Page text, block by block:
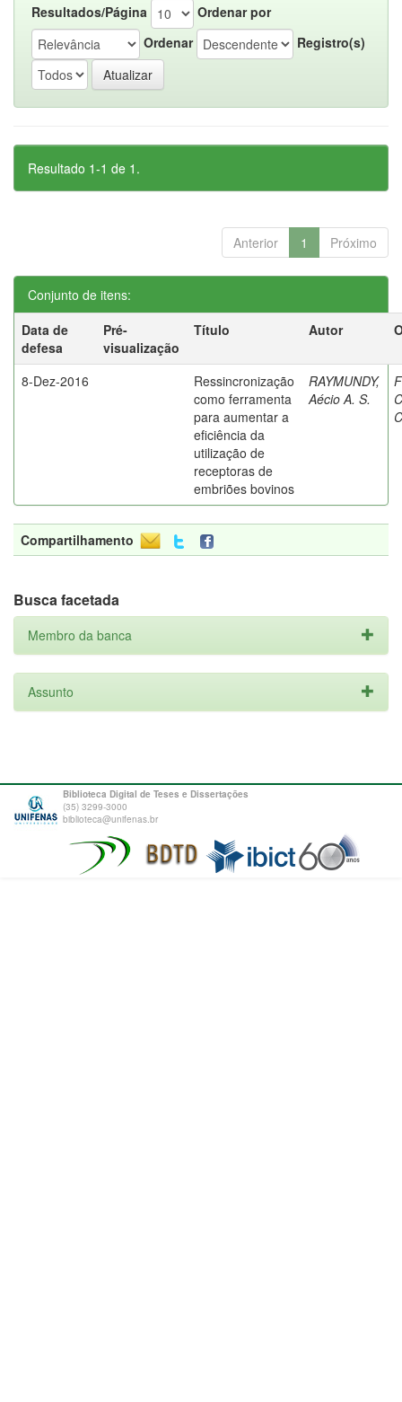
Resultados/Página
Ordenar por
Ordenar
Registro(s)
Resultado 1-1 de 1.
Anterior 1 Próximo
Conjunto de itens:
Data de
defesa
Pré-
visualização
Título Autor
8-Dez-2016
Ressincronização
como ferramenta
para aumentar a
eficiência da
utilização de
receptoras de
embriões bovinos
RAYMUNDY,
Aécio A. S.
Compartilhamento
Busca facetada
Membro da banca
Assunto
Biblioteca Digital de Teses e Dissertações
(35) 3299-3000
biblioteca@unifenas.br